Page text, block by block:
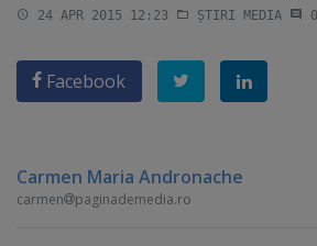
24 APR 2015 12:23 ȘTIRI MEDIA 0
Facebook
Carmen Maria Andronache
carmen paginademedia.ro